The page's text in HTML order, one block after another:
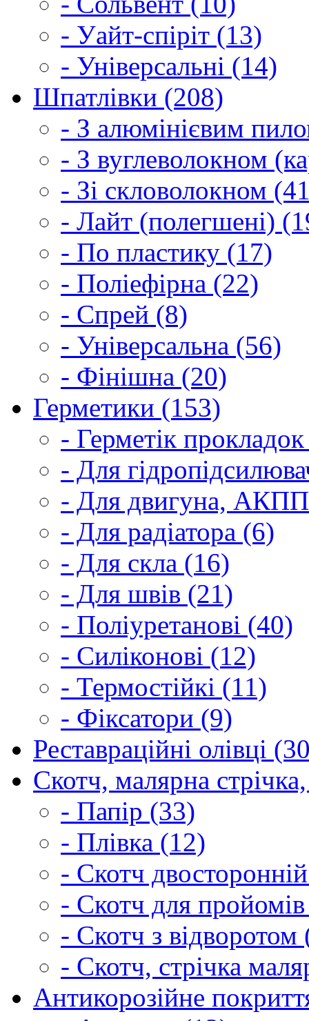
- Уайт-спіріт (13)
- Універсальні (14)
Шпатлівки (208)
- З алюмінієвим
- З вуглеволокном
- Зі скловолокном
- Лайт (полегшені)
- По пластику (17)
- Поліефірна (22)
- Спрей (8)
- Універсальна (56)
- Фінішна (20)
Герметики (153)
- Герметік
- Для
- Для двигуна,
- Для радіатора (6)
- Для скла (16)
- Для швів (21)
- Поліуретанові (40)
- Силіконові (12)
- Термостійкі (11)
- Фіксатори (9)
Реставраційні олівці
Скотч, малярна
- Папір (33)
- Плівка (12)
- Скотч
- Скотч для
- Скотч з відворотом
- Скотч, стрічка
Антикорозійне